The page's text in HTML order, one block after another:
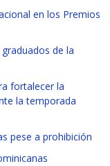
en los Premios
de la
fortalecer la
la temporada
pese a prohibición